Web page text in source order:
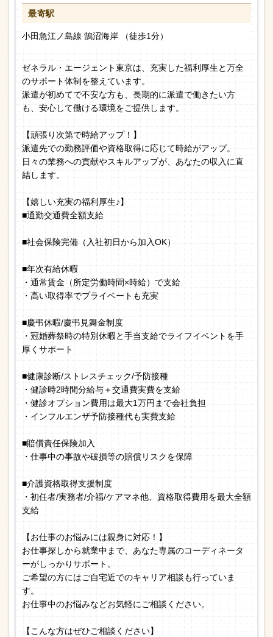
最寄駅
小田急江ノ島線 鵠沼海岸 （徒歩1分）
ゼネラル・エージェント東京は、充実した福利厚生と万全
のサポート体制を整えています。
派遣が初めてで不安な方も、長期的に派遣で働きたい方
も、安心して働ける環境をご提供します。
【頑張り次第で時給アップ！】
派遣先での勤務評価や資格取得に応じて時給がアップ。
日々の業務への貢献やスキルアップが、あなたの収入に直
結します。
【嬉しい充実の福利厚生♪】
■通勤交通費全額支給
■社会保険完備（入社初日から加入OK）
■年次有給休暇
・通常賃金（所定労働時間×時給）で支給
・高い取得率でプライベートも充実
■慶弔休暇/慶弔見舞金制度
・冠婚葬祭時の特別休暇と手当支給でライフイベントを手
厚くサポート
■健康診断/ストレスチェック/予防接種
・健診時2時間分給与＋交通費実費を支給
・健診オプション費用は最大1万円まで会社負担
・インフルエンザ予防接種代も実費支給
■賠償責任保険加入
・仕事中の事故や破損等の賠償リスクを保障
■介護資格取得支援制度
・初任者/実務者/介福/ケアマネ他、資格取得費用を最大全額
支給
【お仕事のお悩みには親身に対応！】
お仕事探しから就業中まで、あなた専属のコーディネータ
ーがしっかりサポート。
ご希望の方にはご自宅近でのキャリア相談も行っていま
す。
お仕事中のお悩みなどお気軽にご相談ください。
【こんな方はぜひご相談ください】